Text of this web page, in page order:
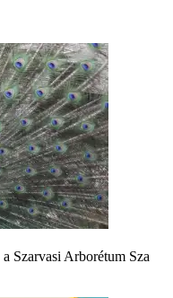
Szarvasi Arborétum Sza